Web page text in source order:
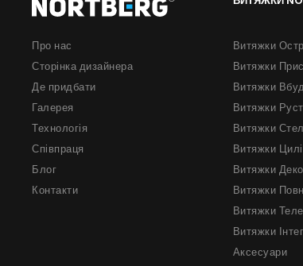
Про нас
Сторінка дизайнера
Де придбати
Галерея
Технологія
Співпраця
Блог
Контакти
Витяжки
Витяжки
Витяжки
Витяжки
Витяжки
Витяжки
Витяжки
Витяжки
Витяжки
Витяжки
Аксесуари